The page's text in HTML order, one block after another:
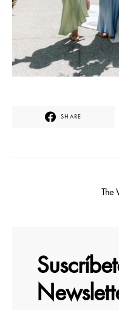
SHARE
The